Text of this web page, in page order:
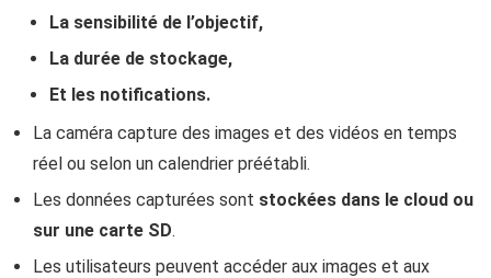
La sensibilité de l’objectif,
La durée de stockage,
Et les notifications.
La caméra capture des images et des vidéos en temps
réel ou selon un calendrier préétabli.
Les données capturées sont stockées dans le cloud ou
sur une carte SD.
Les utilisateurs peuvent accéder aux images et aux